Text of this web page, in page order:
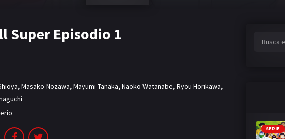
Super Episodio 1
,Masako Nozawa,Mayumi Tanaka,Naoko Watanabe, Ryou Horikawa,
SERIE